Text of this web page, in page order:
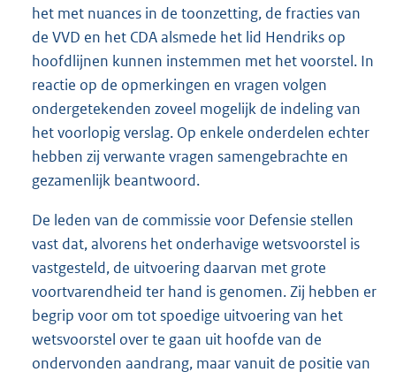
het met nuances in de toonzetting, de fracties van
de VVD en het CDA alsmede het lid Hendriks op
hoofdlijnen kunnen instemmen met het voorstel. In
reactie op de opmerkingen en vragen volgen
ondergetekenden zoveel mogelijk de indeling van
het voorlopig verslag. Op enkele onderdelen echter
hebben zij verwante vragen samengebrachte en
gezamenlijk beantwoord.
De leden van de commissie voor Defensie stellen
vast dat, alvorens het onderhavige wetsvoorstel is
vastgesteld, de uitvoering daarvan met grote
voortvarendheid ter hand is genomen. Zij hebben er
begrip voor om tot spoedige uitvoering van het
wetsvoorstel over te gaan uit hoofde van de
ondervonden aandrang, maar vanuit de positie van